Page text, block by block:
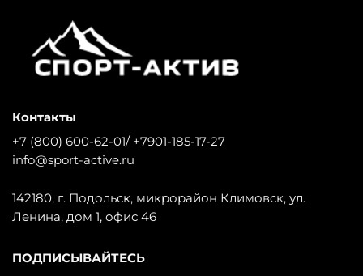
Контакты
+7 (800) 600-62-01/ +7901-185-17-27
info@sport-active.ru
142180, г. Подольск, микрорайон Климовск, ул.
Ленина, дом 1, офис 46
ПОДПИСЫВАЙТЕСЬ